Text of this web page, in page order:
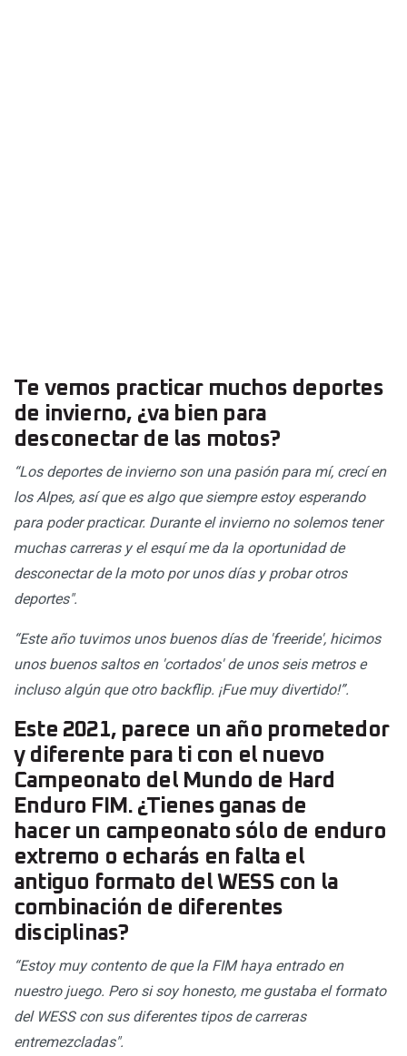
Te vemos practicar muchos deportes
de invierno, ¿va bien para
desconectar de las motos?
“Los deportes de invierno son una pasión para mí, crecí en
los Alpes, así que es algo que siempre estoy esperando
para poder practicar. Durante el invierno no solemos tener
muchas carreras y el esquí me da la oportunidad de
desconectar de la moto por unos días y probar otros
deportes".
“Este año tuvimos unos buenos días de 'freeride', hicimos
unos buenos saltos en 'cortados' de unos seis metros e
incluso algún que otro backflip. ¡Fue muy divertido!”.
Este 2021, parece un año prometedor
y diferente para ti con el nuevo
Campeonato del Mundo de Hard
Enduro FIM. ¿Tienes ganas de
hacer un campeonato sólo de enduro
extremo o echarás en falta el
antiguo formato del WESS con la
combinación de diferentes
disciplinas?
“Estoy muy contento de que la FIM haya entrado en
nuestro juego. Pero si soy honesto, me gustaba el formato
del WESS con sus diferentes tipos de carreras
entremezcladas".